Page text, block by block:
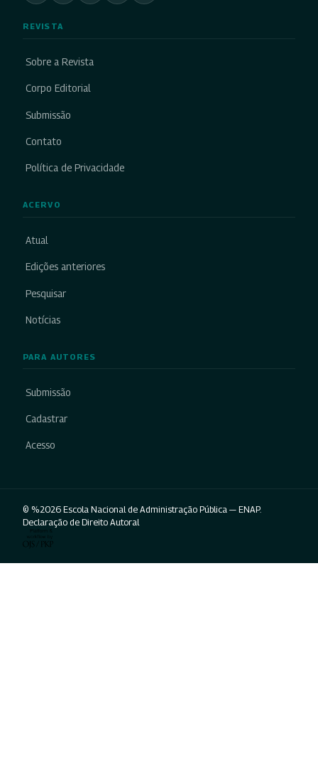
REVISTA
Sobre a Revista
Corpo Editorial
Submissão
Contato
Política de Privacidade
ACERVO
Atual
Edições anteriores
Pesquisar
Notícias
PARA AUTORES
Submissão
Cadastrar
Acesso
© %2026 Escola Nacional de Administração Pública — ENAP.
Declaração de Direito Autoral